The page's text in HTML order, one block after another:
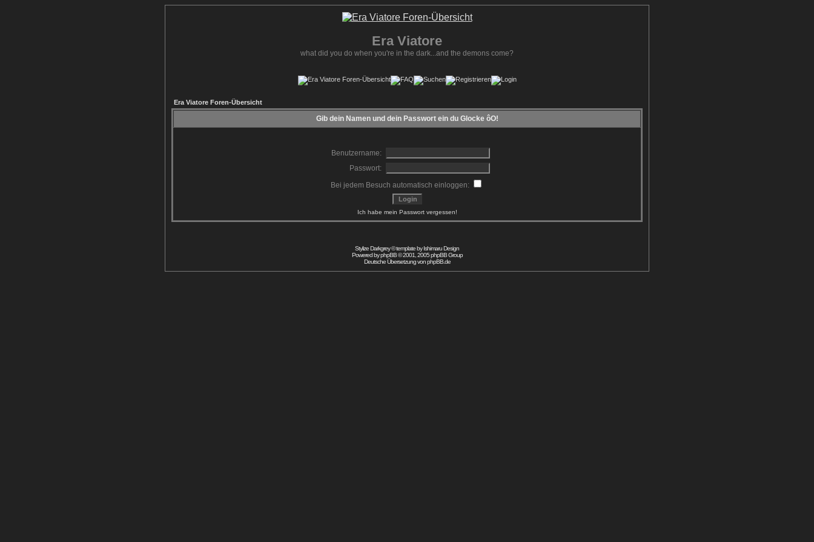
Era Viatore
what did you do when you're in the dark...and the demons come?
Era Viatore Foren-Übersicht
Gib dein Namen und dein Passwort ein du Glocke ôO!
Benutzername:
Passwort:
Bei jedem Besuch automatisch einloggen:
Ich habe mein Passwort vergessen!
Stylize Darkgrey © template byIshimaru Design
Powered byphpBB© 2001, 2005 phpBB Group
Deutsche Übersetzung vonphpBB.de